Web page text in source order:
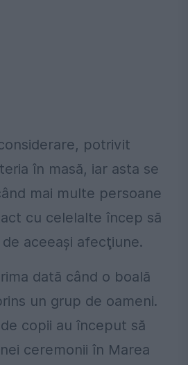
potrivit
în masă, iar asta se
mai multe persoane
cu celelalte încep să
aceeaşi afecţiune.
dată când o boală
un grup de oameni.
copii au început să
ceremonii în Marea